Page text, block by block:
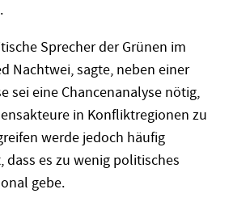
Sprecher der Grünen im
Nachtwei, sagte, neben einer
sei eine Chancenanalyse nötig,
in Konfliktregionen zu
werde jedoch häufig
es zu wenig politisches
gebe.